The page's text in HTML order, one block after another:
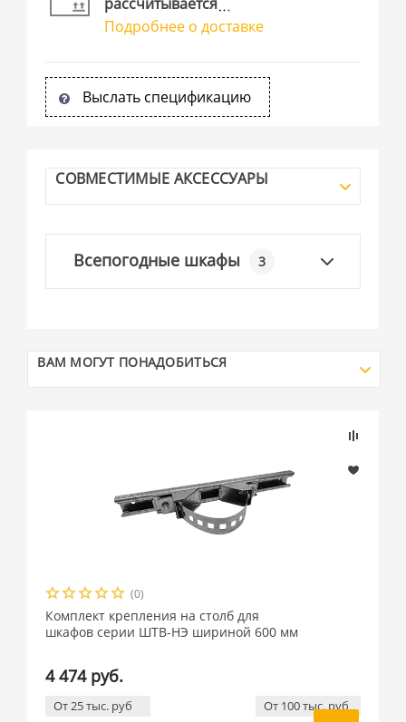
Подробнее о доставке
Выслать спецификацию
СОВМЕСТИМЫЕ АКСЕССУАРЫ
Всепогодные шкафы 3
ВАМ МОГУТ ПОНАДОБИТЬСЯ
(0)
Комплект крепления на столб для
шкафов серии ШТВ-НЭ шириной 600 мм
4 474 руб.
От 25 тыс. руб
От 100 тыс. руб